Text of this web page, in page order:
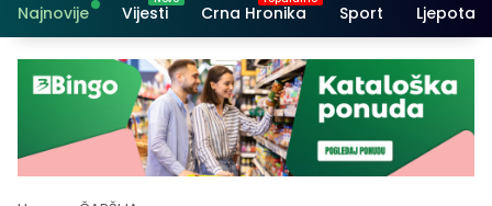
Najnovije Vijesti Crna Hronika Sport Ljepota i